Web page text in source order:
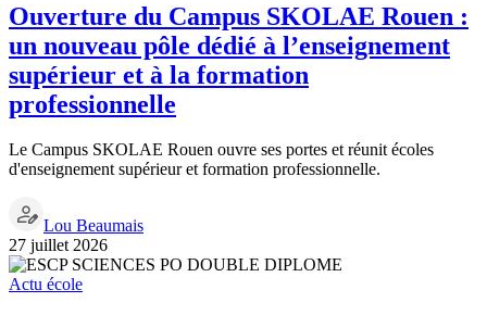
Ouverture du Campus SKOLAE Rouen :
un nouveau pôle dédié à l’enseignement
supérieur et à la formation
professionnelle
Le Campus SKOLAE Rouen ouvre ses portes et réunit écoles
d'enseignement supérieur et formation professionnelle.
Lou Beaumais
27 juillet 2026
Actu école